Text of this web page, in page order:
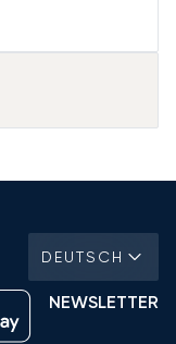
DEUTSCH
NEWSLETTER